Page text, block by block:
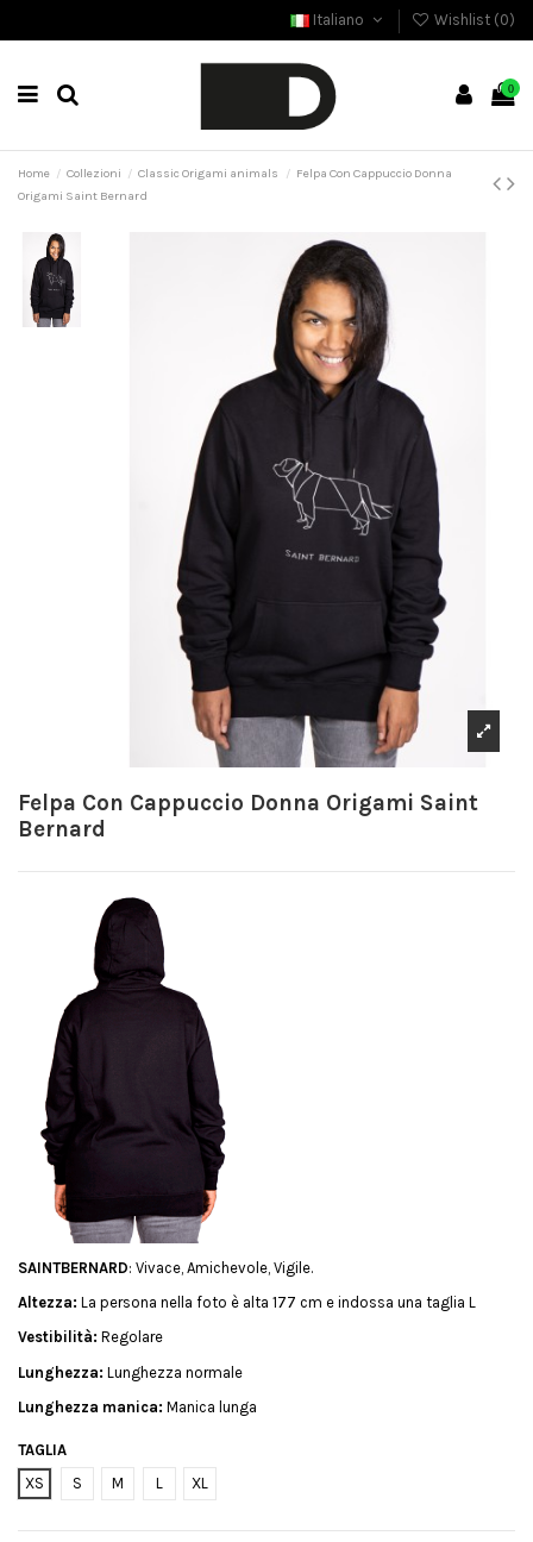
Italiano Wishlist (0)
0
Home Collezioni Classic Origami animals
Felpa Con Cappuccio Donna
Origami Saint Bernard
Felpa Con Cappuccio Donna Origami Saint
Bernard
SAINTBERNARD: Vivace, Amichevole, Vigile.
Altezza: La persona nella foto è alta 177 cm e indossa una taglia L
Vestibilità: Regolare
Lunghezza: Lunghezza normale
Lunghezza manica: Manica lunga
TAGLIA
XS
S M L XL